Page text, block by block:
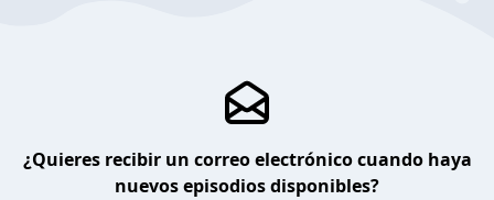
¿Quieres recibir un correo electrónico cuando haya
nuevos episodios disponibles?